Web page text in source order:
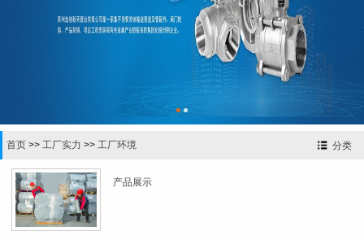
分类
首页 >> 工厂实力 >> 工厂环境
产品展示